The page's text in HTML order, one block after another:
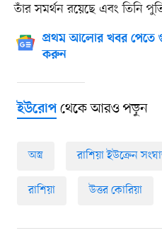
তাঁর সমর্থন রয়েছে এবং তিনি
প্রথম আলোর খবর পেতে
করুন
ইউরোপথেকে আরও পড়ুন
অস্ত্র রাশিয়া ইউক্রেন
রাশিয়া উত্তর কোরিয়া